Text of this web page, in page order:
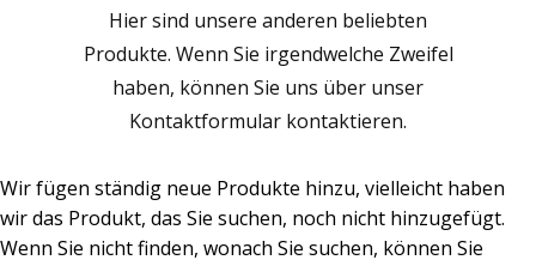
Hier sind unsere anderen beliebten
Produkte. Wenn Sie irgendwelche Zweifel
haben, können Sie uns über unser
Kontaktformular kontaktieren.
Wir fügen ständig neue Produkte hinzu, vielleicht haben
wir das Produkt, das Sie suchen, noch nicht hinzugefügt.
Wenn Sie nicht finden, wonach Sie suchen, können Sie